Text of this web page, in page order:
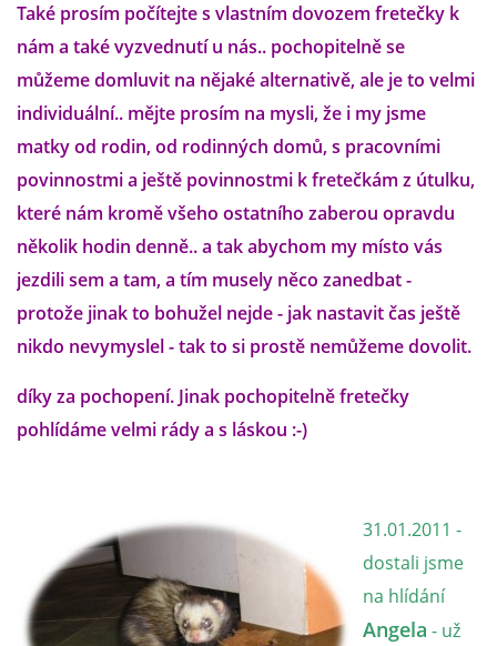
STRAVA
PODPORA
E - S H O P
O NÁS :-)
VÝROČNÍ ZPRÁVY
JAK NÁM POMOCI
NAPSALI O NÁS
Také prosím počítejte s vlastním dovozem fretečky k
nám a také vyzvednutí u nás.. pochopitelně se
můžeme domluvit na nějaké alternativě, ale je to velmi
individuální.. mějte prosím na mysli, že i my jsme
matky od rodin, od rodinných domů, s pracovními
povinnostmi a ještě povinnostmi k fretečkám z útulku,
které nám kromě všeho ostatního zaberou opravdu
několik hodin denně.. a tak abychom my místo vás
jezdili sem a tam, a tím musely něco zanedbat -
protože jinak to bohužel nejde - jak nastavit čas ještě
nikdo nevymyslel - tak to si prostě nemůžeme dovolit.
díky za pochopení. Jinak pochopitelně fretečky
pohlídáme velmi rády a s láskou :-)
31.01.2011 -
dostali jsme
na hlídání
Angela - už